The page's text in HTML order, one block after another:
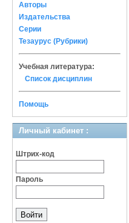
Авторы
Издательства
Серии
Тезаурус (Рубрики)
Учебная литература:
Список дисциплин
Помощь
Личный кабинет :
Штрих-код
Пароль